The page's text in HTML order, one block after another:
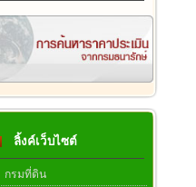
ลิ้งค์เว็บไซต์
กรมที่ดิน